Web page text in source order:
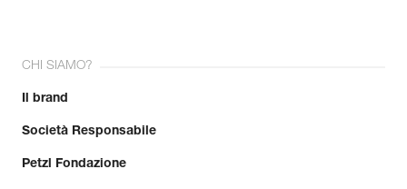
CHI SIAMO?
Il brand
Società Responsabile
Petzl Fondazione